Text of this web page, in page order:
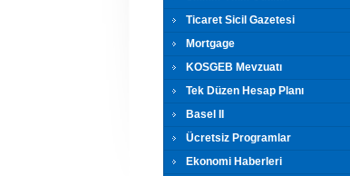
Ticaret Sicil Gazetesi
Mortgage
KOSGEB Mevzuatı
Tek Düzen Hesap Planı
Basel II
Ücretsiz Programlar
Ekonomi Haberleri